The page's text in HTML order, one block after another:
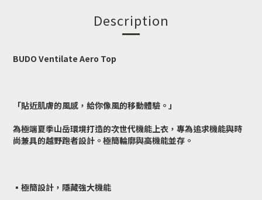
Description
BUDO Ventilate Aero Top
「貼近肌膚的風感，給你像風的移動體驗。」
為極端夏季山岳環境打造的次世代機能上衣，專為追求機能與時
尚兼具的越野跑者設計。極簡輪廓與高機能並存。
▪️極簡設計，隱藏強大機能